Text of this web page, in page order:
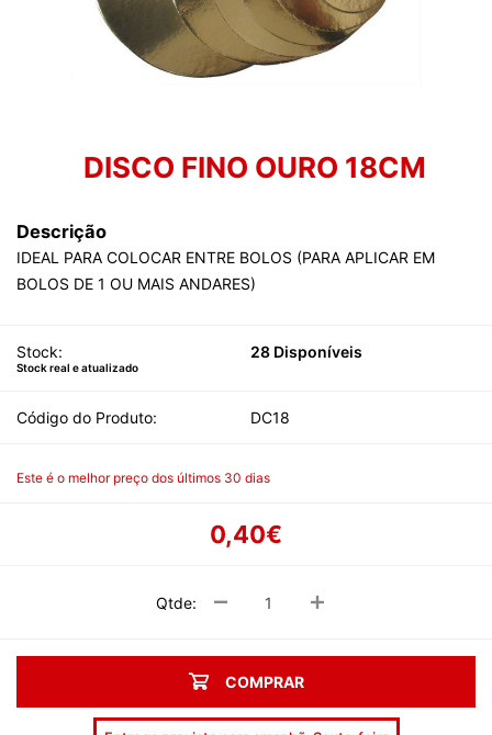
DISCO FINO OURO 18CM
Descrição
IDEAL PARA COLOCAR ENTRE BOLOS (PARA APLICAR EM
BOLOS DE 1 OU MAIS ANDARES)
Stock: 28 Disponíveis
Stock real e atualizado
Código do Produto: DC18
Este é o melhor preço dos últimos 30 dias
0,40€
Qtde:
COMPRAR